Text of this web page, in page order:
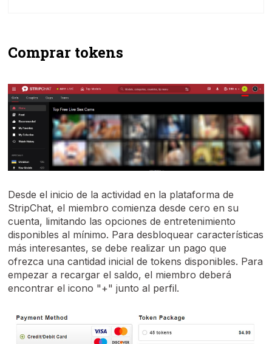
Comprar tokens
Desde el inicio de la actividad en la plataforma de
StripChat, el miembro comienza desde cero en su
cuenta, limitando las opciones de entretenimiento
disponibles al mínimo. Para desbloquear características
más interesantes, se debe realizar un pago que
ofrezca una cantidad inicial de tokens disponibles. Para
empezar a recargar el saldo, el miembro deberá
encontrar el icono "+" junto al perfil.